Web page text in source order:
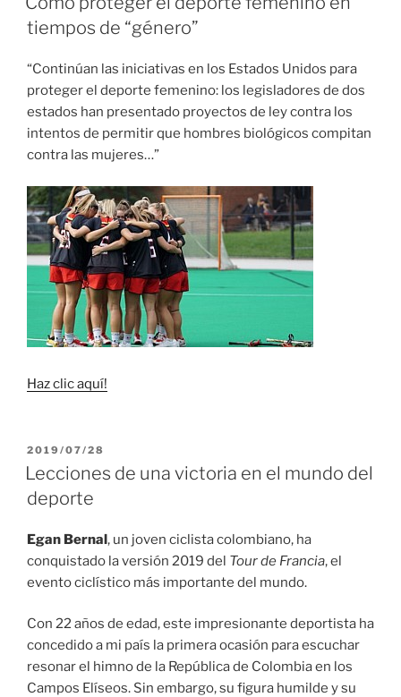
tiempos de “género”
“Continúan las iniciativas en los Estados Unidos para
proteger el deporte femenino: los legisladores de dos
estados han presentado proyectos de ley contra los
intentos de permitir que hombres biológicos compitan
contra las mujeres…”
Haz clic aquí!
PUBLICADO
EL
2019/07/28
Lecciones de una victoria en el mundo del
deporte
Egan Bernal, un joven ciclista colombiano, ha
conquistado la versión 2019 del Tour de Francia, el
evento ciclístico más importante del mundo.
Con 22 años de edad, este impresionante deportista ha
concedido a mi país la primera ocasión para escuchar
resonar el himno de la República de Colombia en los
Campos Elíseos. Sin embargo, su figura humilde y su